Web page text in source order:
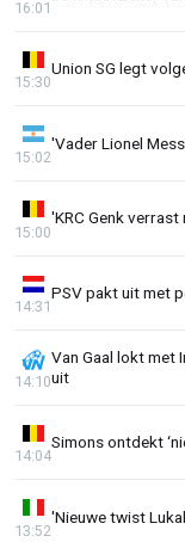
16:01
Union SG legt
15:30
'Vader Lionel
15:02
'KRC Genk
15:00
PSV pakt uit met
14:31
Van Gaal lokt met
uit
14:10
Simons ontdekt
14:04
'Nieuwe twist
13:52